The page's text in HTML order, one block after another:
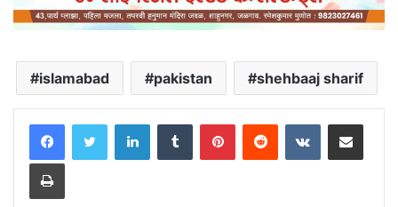
islamabad pakistan shehbaaj sharif
LinkedInTumblr PinterestReddit VKontakteShare via Email
Print